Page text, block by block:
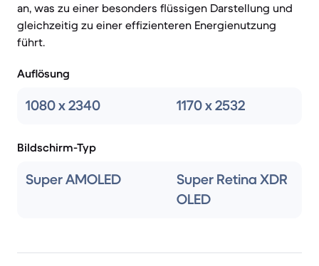
an, was zu einer besonders flüssigen Darstellung und
gleichzeitig zu einer effizienteren Energienutzung
führt.
Auflösung
1080 x 2340 1170 x 2532
Bildschirm-Typ
Super AMOLED
Super Retina XDR
OLED